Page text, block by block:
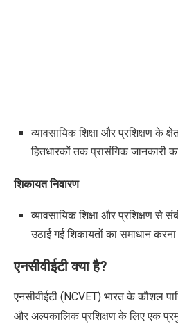
व्यावसायिक शिक्षा और प्रशिक्षण के
हितधारकों तक प्रासंगिक जानकारी
शिकायत निवारण
व्यावसायिक शिक्षा और प्रशिक्षण से
उठाई गई शिकायतों का समाधान
एनसीवीईटी क्या है?
एनसीवीईटी ( NCVET) भारत के कौशल
और अल्पकालिक प्रशिक्षण के लिए एक